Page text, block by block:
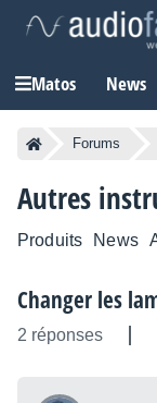
Matos News
Forums
Autres
Produits News
Changer les
2 réponses